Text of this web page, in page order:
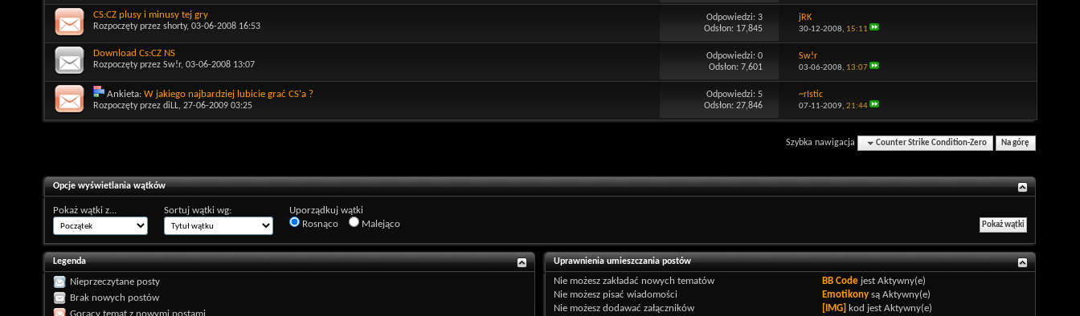
CS:CZ plusy i minusy tej gry
Rozpoczęty przez shorty, 03-06-2008 16:53
Odpowiedzi:3
Odsłon: 17,845
jRK
30-12-2008, 15:11
Download Cs:CZ NS
Rozpoczęty przez Sw!r, 03-06-2008 13:07
Odpowiedzi:0
Odsłon: 7,601
Sw!r
03-06-2008, 13:07
Ankieta: W jakiego najbardziej lubicie grać CS'a ?
Rozpoczęty przez diLL, 27-06-2009 03:25
Odpowiedzi:5
Odsłon: 27,846
~rIstic
07-11-2009, 21:44
Szybka nawigacja Counter Strike Condition-Zero Na górę
Opcje wyświetlania wątków
Pokaż wątki z... Sortuj wątki wg:
Uporządkuj wątki
Rosnąco
Malejąco
Legenda
Nieprzeczytane posty
Brak nowych postów
Gorący temat z nowymi postami
Uprawnienia umieszczania postów
Nie możesz zakładać nowych tematów
Nie możesz pisać wiadomości
Nie możesz dodawać załączników
BB Code jestAktywny(e)
Emotikony sąAktywny(e)
[IMG] kod jestAktywny(e)